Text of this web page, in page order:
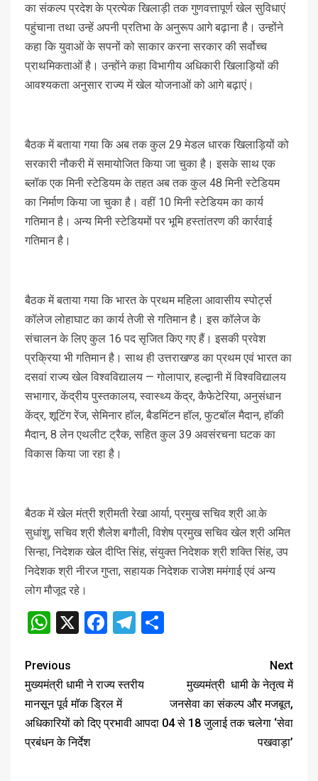
का संकल्प प्रदेश के प्रत्येक खिलाड़ी तक गुणवत्तापूर्ण खेल सुविधाएं
पहुंचाना तथा उन्हें अपनी प्रतिभा के अनुरूप आगे बढ़ाना है। उन्होंने
कहा कि युवाओं के सपनों को साकार करना सरकार की सर्वोच्च
प्राथमिकताओं है। उन्होंने कहा विभागीय अधिकारी खिलाड़ियों की
आवश्यकता अनुसार राज्य में खेल योजनाओं को आगे बढ़ाएं।
बैठक में बताया गया कि अब तक कुल 29 मेडल धारक खिलाड़ियों को
सरकारी नौकरी में समायोजित किया जा चुका है। इसके साथ एक
ब्लॉक एक मिनी स्टेडियम के तहत अब तक कुल 48 मिनी स्टेडियम
का निर्माण किया जा चुका है। वहीं 10 मिनी स्टेडियम का कार्य
गतिमान है। अन्य मिनी स्टेडियमों पर भूमि हस्तांतरण की कार्रवाई
गतिमान है।
बैठक में बताया गया कि भारत के प्रथम महिला आवासीय स्पोर्ट्स
कॉलेज लोहाघाट का कार्य तेजी से गतिमान है। इस कॉलेज के
संचालन के लिए कुल 16 पद सृजित किए गए हैं। इसकी प्रवेश
प्रक्रिया भी गतिमान है। साथ ही उत्तराखण्ड का प्रथम एवं भारत का
दसवां राज्य खेल विश्वविद्यालय — गोलापार, हल्द्वानी में विश्वविद्यालय
सभागार, केंद्रीय पुस्तकालय, स्वास्थ्य केंद्र, कैफेटेरिया, अनुसंधान
केंद्र, शूटिंग रेंज, सेमिनार हॉल, बैडमिंटन हॉल, फुटबॉल मैदान, हॉकी
मैदान, 8 लेन एथलीट ट्रैक, सहित कुल 39 अवसंरचना घटक का
विकास किया जा रहा है।
बैठक में खेल मंत्री श्रीमती रेखा आर्या, प्रमुख सचिव श्री आ.के
सुधांशु, सचिव श्री शैलेश बगौली, विशेष प्रमुख सचिव खेल श्री अमित
सिन्हा, निदेशक खेल दीप्ति सिंह, संयुक्त निदेशक श्री शक्ति सिंह, उप
निदेशक श्री नीरज गुप्ता, सहायक निदेशक राजेश ममंगाई एवं अन्य
लोग मौजूद रहे।
WhatsApp
X Facebook
Telegram
Previous
मुख्यमंत्री धामी ने राज्य स्तरीय
मानसून पूर्व मॉक ड्रिल में
अधिकारियों को दिए प्रभावी आपदा
प्रबंधन के निर्देश
Next
मुख्यमंत्री धामी के नेतृत्व में
जनसेवा का संकल्प और मजबूत,
04 से 18 जुलाई तक चलेगा ‘सेवा
पखवाड़ा’